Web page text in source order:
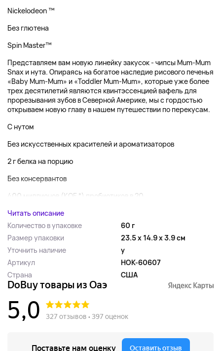
Nickelodeon ™
Без глютена
Spin Master™
Представляем вам новую линейку закусок - чипсы Mum-Mum
Snax и нута. Опираясь на богатое наследие рисового печенья
«Baby Mum-Mum» и «Toddler Mum-Mum», которые уже более
трех десятилетий являются квинтэссенцией вафель для
прорезывания зубов в Северной Америке, мы с гордостью
открываем новую главу в нашем путешествии по перекусам.
С нутом
Без искусственных красителей и ароматизаторов
2 г белка на порцию
Без консервантов
400 миллионов (КОЕ *) пробиотиков в 20...
Читать описание
Количество в упаковке
60 г
Размер упаковки
23.5 x 14.9 x 3.9 см
Уточнить наличие
y
Артикул
HOK-60607
Страна
США